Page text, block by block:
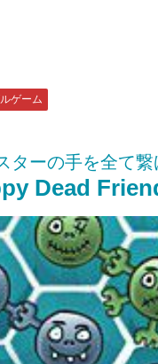
ゲーム
ターの手を全て
Dead